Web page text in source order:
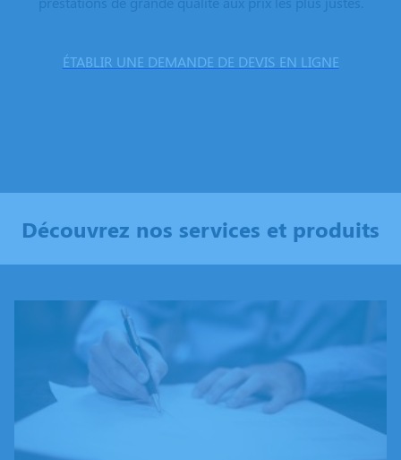
ÉTABLIR UNE DEMANDE DE DEVIS EN LIGNE
Découvrez nos services et produits